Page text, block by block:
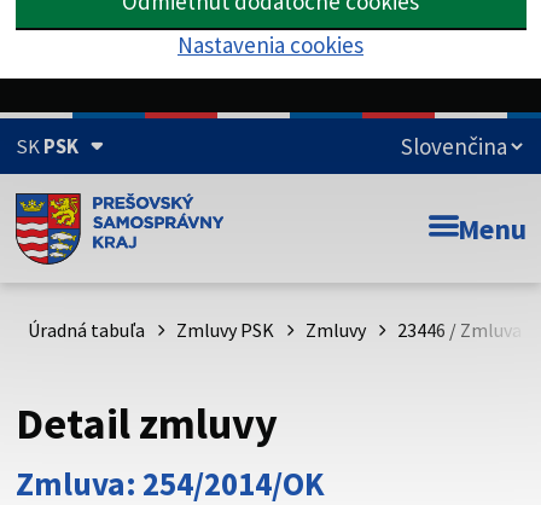
Nastavenia cookies
SKPSK
Doména psk.sk je oficiálna
Toto je oficiálna webová stránka Prešovského
psk.sk.
Buďte pozorní a vždy sa uistite, že zdieľate informácie iba
cez zabezpečenú webovú stránku. Zabezpečená stránka
vždy začína https:// pred názvom domény webového sídla.
Menu
Úradná tabuľa Zmluvy PSK Zmluvy 23446 / Zmluva
Detail zmluvy
Zmluva: 254/2014/OK